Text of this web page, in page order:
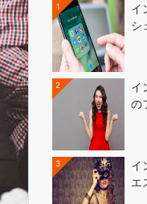
1
イ
シ
2
イ
の
3
イ
エ